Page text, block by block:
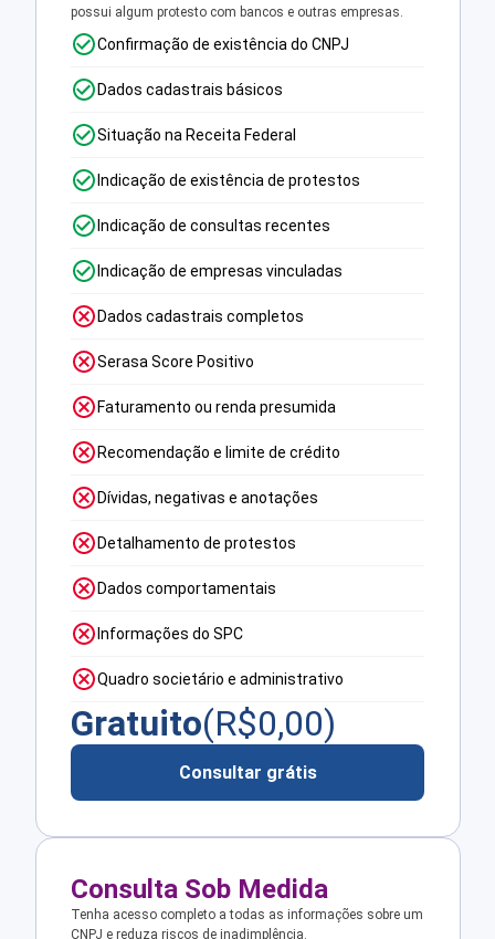
possui algum protesto com bancos e outras empresas.
Confirmação de existência do CNPJ
Dados cadastrais básicos
Situação na Receita Federal
Indicação de existência de protestos
Indicação de consultas recentes
Indicação de empresas vinculadas
Dados cadastrais completos
Serasa Score Positivo
Faturamento ou renda presumida
Recomendação e limite de crédito
Dívidas, negativas e anotações
Detalhamento de protestos
Dados comportamentais
Informações do SPC
Quadro societário e administrativo
Gratuito(R$0,00)
Consultar grátis
Consulta Sob Medida
Tenha acesso completo a todas as informações sobre um
CNPJ e reduza riscos de inadimplência.